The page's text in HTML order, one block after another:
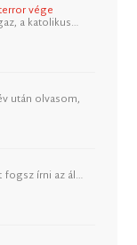
vége
a katolikus…
után olvasom,
fogsz írni az ál…